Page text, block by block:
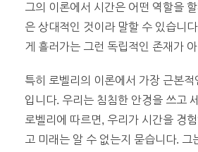
그의 이론에서 시간은 어떤 역할을
은 상대적인 것이라 말할 수 있습니
게 흘러가는 그런 독립적인 존재가
특히 로벨리의 이론에서 가장 근본
입니다. 우리는 침침한 안경을 쓰고
로벨리에 따르면, 우리가 시간을 경
고 미래는 알 수 없는지 묻습니다.